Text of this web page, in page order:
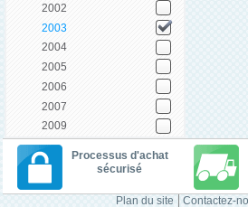
2002
2003
2004
2005
2006
2007
2009
Processus d'achat
sécurisé
Plan du site Contactez-